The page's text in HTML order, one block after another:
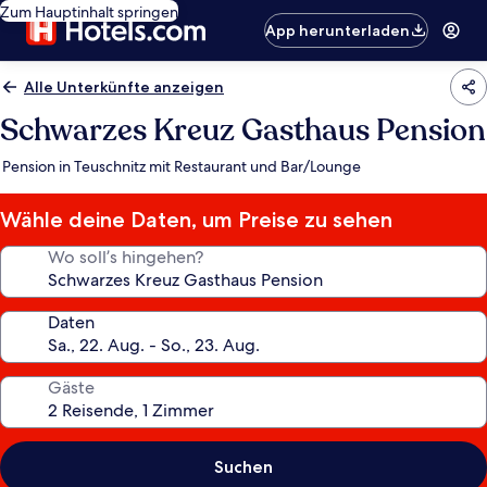
Zum Hauptinhalt springen
App herunterladen
Alle Unterkünfte anzeigen
Schwarzes Kreuz Gasthaus Pension
Pension in Teuschnitz mit Restaurant und Bar/Lounge
Wähle deine Daten, um Preise zu sehen
Wo soll’s hingehen?
Daten
Gäste
Suchen